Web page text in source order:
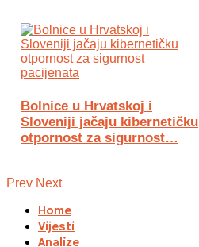
Bolnice u Hrvatskoj i
Sloveniji jačaju kibernetičku
otpornost za sigurnost…
Prev Next
Home
Vijesti
Analize